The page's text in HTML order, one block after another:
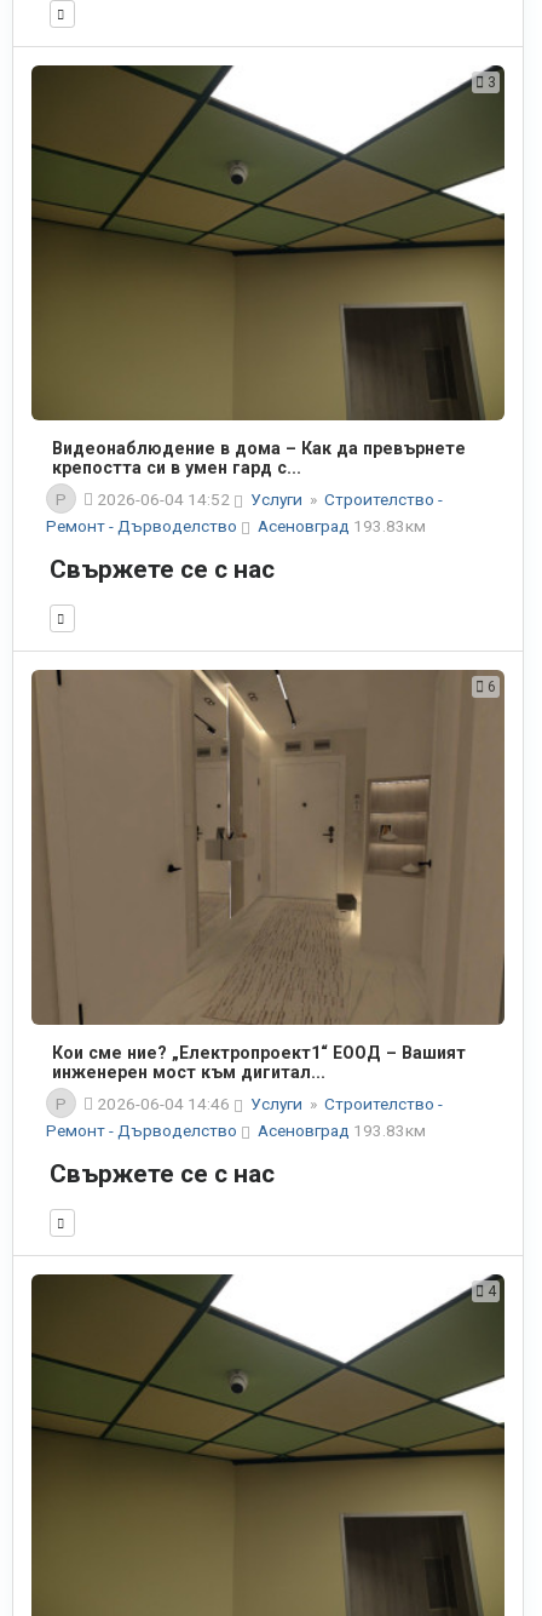
3
Видеонаблюдение в дома – Как да превърнете
крепостта си в умен гард с...
P
2026-06-04 14:52 Услуги » Строителство -
Ремонт - Дърводелство
Асеновград 193.83км
Свържете се с нас
6
Кои сме ние? „Електропроект1“ ЕООД – Вашият
инженерен мост към дигитал...
P
2026-06-04 14:46 Услуги » Строителство -
Ремонт - Дърводелство
Асеновград 193.83км
Свържете се с нас
4